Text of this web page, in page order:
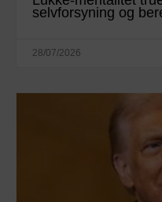
selvforsyning og
28/07/2026